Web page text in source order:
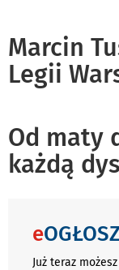
Marcin
Legii
Od maty
każdą
e
Już teraz